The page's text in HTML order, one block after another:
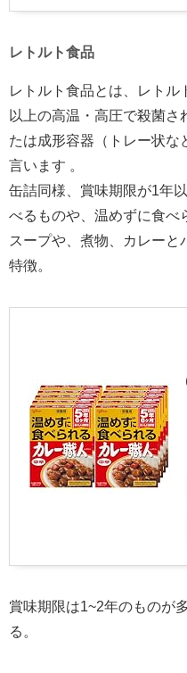
レトルト食品
レトルト食品とは、レト
以上の高温・高圧で殺菌さ
たは成形容器（トレー状な
言います 。
缶詰同様、賞味期限が1年
べるものや、温めずに食べ
スープや、煮物、カレーと
特徴。
賞味期限は1~2年のものが
る。